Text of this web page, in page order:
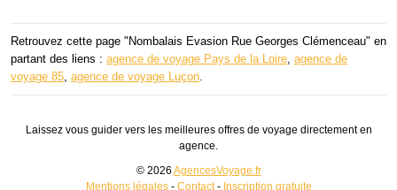
Retrouvez cette page "Nombalais Evasion Rue Georges Clémenceau" en
partant des liens : agence de voyage Pays de la Loire, agence de
voyage 85, agence de voyage Luçon.
Laissez vous guider vers les meilleures offres de voyage directement en
agence.
© 2026 AgencesVoyage.fr
Mentions légales- Contact- Inscription gratuite